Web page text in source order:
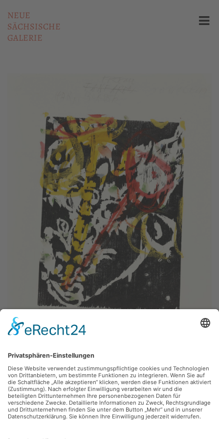
NEUE
SÄCHSISCHE
GALERIE
Hartwig Ebersbach,Jongleur
1993, Holzschnitt, 31 x 40 cm, Inv.: B-05957
zurück